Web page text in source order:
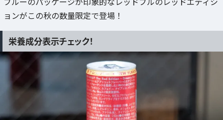
ョンがこの秋の数量限定で登場！
栄養成分表示チェック！